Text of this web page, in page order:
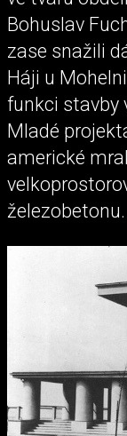
Bohuslav
zase snažili
Háji u
funkci stavby
Mladé
americké
železobetonu.